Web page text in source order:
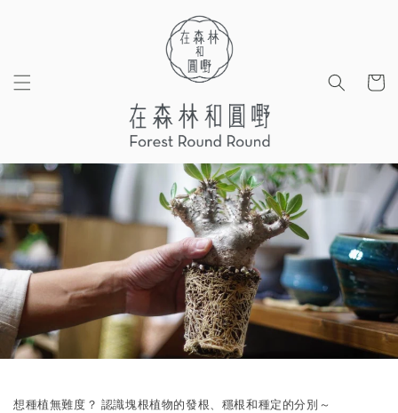
Cart
想種植無難度？ 認識塊根植物的發根、穩根和種定的分別～